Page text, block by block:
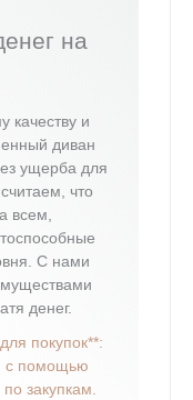
на
качеству и
диван
ущерба для
что
всем,
С нами
денег.
покупок**:
с помощью
закупкам.